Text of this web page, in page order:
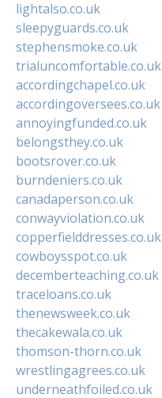
lightalso.co.uk
sleepyguards.co.uk
stephensmoke.co.uk
trialuncomfortable.co.uk
accordingchapel.co.uk
accordingoversees.co.uk
annoyingfunded.co.uk
belongsthey.co.uk
bootsrover.co.uk
burndeniers.co.uk
canadaperson.co.uk
conwayviolation.co.uk
copperfielddresses.co.uk
cowboysspot.co.uk
decemberteaching.co.uk
traceloans.co.uk
thenewsweek.co.uk
thecakewala.co.uk
thomson-thorn.co.uk
wrestlingagrees.co.uk
underneathfoiled.co.uk